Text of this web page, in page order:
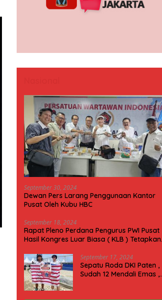
September 30, 2024
Dewan Pers Larang Penggunaan Kantor
Pusat Oleh Kubu HBC
September 18, 2024
Rapat Pleno Perdana Pengurus PWI Pusat
Hasil Kongres Luar Biasa ( KLB ) Tetapkan
September 17, 2024
Sepatu Roda DKI Paten ,
Sudah 12 Mendali Emas ,